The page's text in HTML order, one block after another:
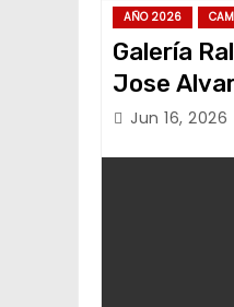
AÑO 2026
Galería
Jose
Jun 16, 2026